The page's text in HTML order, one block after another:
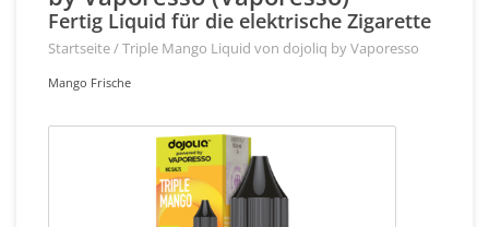
Fertig Liquid für die elektrische Zigarette
Startseite/Triple Mango Liquid von dojoliq by Vaporesso
Mango Frische